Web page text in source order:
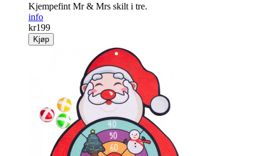
Kjempefint Mr & Mrs skilt i tre.
info
kr199
Kjøp